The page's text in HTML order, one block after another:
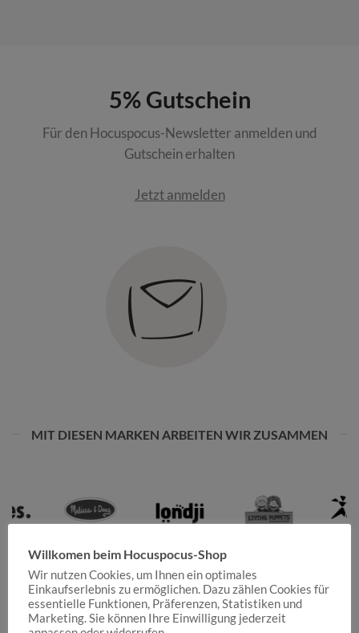
5% Gutschein
Für den Hocuspocus-Newsletter anmelden und
Gutschein erhalten
Jetzt anmelden
MIT DIESEN MARKEN ARBEITEN WIR ZUSAMMEN
Willkomen beim Hocuspocus-Shop
Wir nutzen Cookies, um Ihnen ein optimales
Einkaufserlebnis zu ermöglichen. Dazu zählen Cookies für
essentielle Funktionen, Präferenzen, Statistiken und
Marketing. Sie können Ihre Einwilligung jederzeit